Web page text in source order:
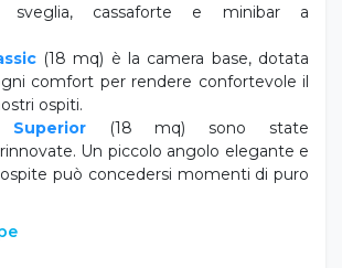
sveglia, cassaforte e minibar a
(18 mq) è la camera base, dotata
comfort per rendere confortevole il
ospiti.
Superior(18 mq) sono state
Un piccolo angolo elegante e
può concedersi momenti di puro